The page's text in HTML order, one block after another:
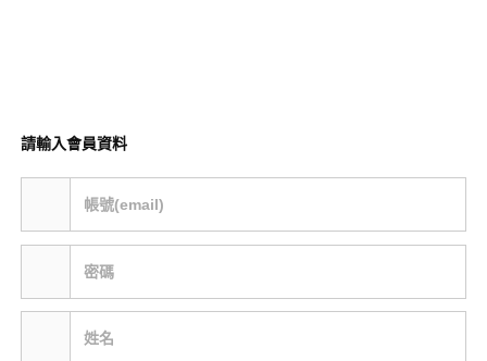
請輸入會員資料
帳號(email)
密碼
姓名